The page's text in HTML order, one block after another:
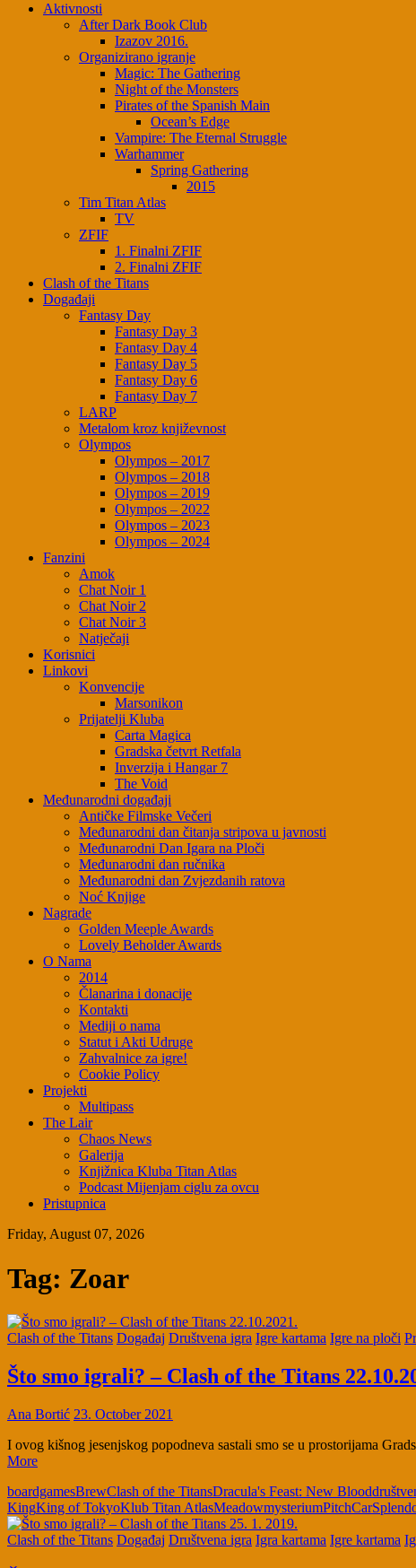
Aktivnosti
After Dark Book Club
Izazov 2016.
Organizirano igranje
Magic: The Gathering
Night of the Monsters
Pirates of the Spanish Main
Ocean’s Edge
Vampire: The Eternal Struggle
Warhammer
Spring Gathering
2015
Tim Titan Atlas
TV
ZFIF
1. Finalni ZFIF
2. Finalni ZFIF
Clash of the Titans
Događaji
Fantasy Day
Fantasy Day 3
Fantasy Day 4
Fantasy Day 5
Fantasy Day 6
Fantasy Day 7
LARP
Metalom kroz književnost
Olympos
Olympos – 2017
Olympos – 2018
Olympos – 2019
Olympos – 2022
Olympos – 2023
Olympos – 2024
Fanzini
Amok
Chat Noir 1
Chat Noir 2
Chat Noir 3
Natječaji
Korisnici
Linkovi
Konvencije
Marsonikon
Prijatelji Kluba
Carta Magica
Gradska četvrt Retfala
Inverzija i Hangar 7
The Void
Međunarodni događaji
Antičke Filmske Večeri
Međunarodni dan čitanja stripova u javnosti
Međunarodni Dan Igara na Ploči
Međunarodni dan ručnika
Međunarodni dan Zvjezdanih ratova
Noć Knjige
Nagrade
Golden Meeple Awards
Lovely Beholder Awards
O Nama
2014
Članarina i donacije
Kontakti
Mediji o nama
Statut i Akti Udruge
Zahvalnice za igre!
Cookie Policy
Projekti
Multipass
The Lair
Chaos News
Galerija
Knjižnica Kluba Titan Atlas
Podcast Mijenjam ciglu za ovcu
Pristupnica
Friday, August 07, 2026
Tag: Zoar
Clash of the Titans Događaj Društvena igra Igre kartama Igre na ploči
Što smo igrali? – Clash of the Titans
Ana Bortić 23. October 2021
I ovog kišnog jesenjskog popodneva sastali smo se u prostorijama
More
boardgamesBrewClash of the TitansDracula's Feast: New Blood
KingKing of TokyoKlub Titan AtlasMeadowmysteriumPitchCar
Clash of the Titans Događaj Društvena igra Igra kartama Igre kartama